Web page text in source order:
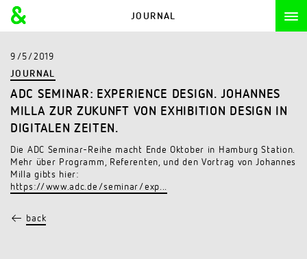
JOURNAL
9/5/2019
JOURNAL
ADC SEMINAR: EXPERIENCE DESIGN. JOHANNES
MILLA ZUR ZUKUNFT VON EXHIBITION DESIGN IN
DIGITALEN ZEITEN.
Die ADC Seminar-Reihe macht Ende Oktober in Hamburg Station.
Mehr über Programm, Referenten, und den Vortrag von Johannes
Milla gibts hier:
https://www.adc.de/seminar/exp...
← back